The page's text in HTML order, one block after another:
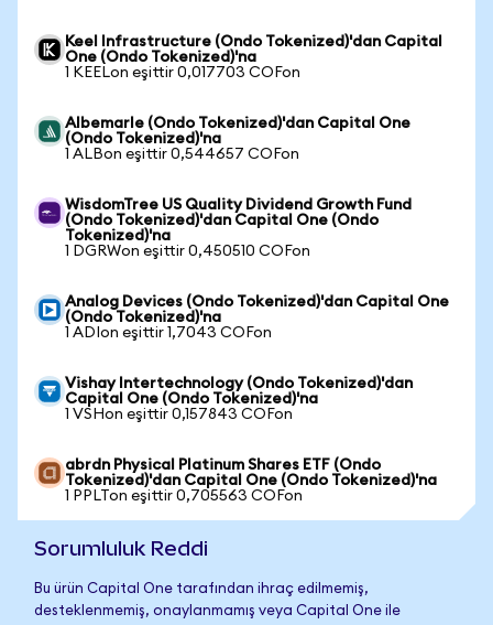
Keel Infrastructure (Ondo Tokenized)'dan Capital
One (Ondo Tokenized)'na
1 KEELon eşittir 0,017703 COFon
Albemarle (Ondo Tokenized)'dan Capital One
(Ondo Tokenized)'na
1 ALBon eşittir 0,544657 COFon
WisdomTree US Quality Dividend Growth Fund
(Ondo Tokenized)'dan Capital One (Ondo
Tokenized)'na
1 DGRWon eşittir 0,450510 COFon
Analog Devices (Ondo Tokenized)'dan Capital One
(Ondo Tokenized)'na
1 ADIon eşittir 1,7043 COFon
Vishay Intertechnology (Ondo Tokenized)'dan
Capital One (Ondo Tokenized)'na
1 VSHon eşittir 0,157843 COFon
abrdn Physical Platinum Shares ETF (Ondo
Tokenized)'dan Capital One (Ondo Tokenized)'na
1 PPLTon eşittir 0,705563 COFon
Sorumluluk Reddi
Bu ürün Capital One tarafından ihraç edilmemiş,
desteklenmemiş, onaylanmamış veya Capital One ile